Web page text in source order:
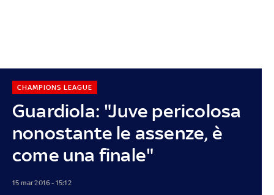
Guardiola: "Juve pericolosa
nonostante le assenze, è
come una finale"
CHAMPIONS LEAGUE
15 mar 2016 - 15:12